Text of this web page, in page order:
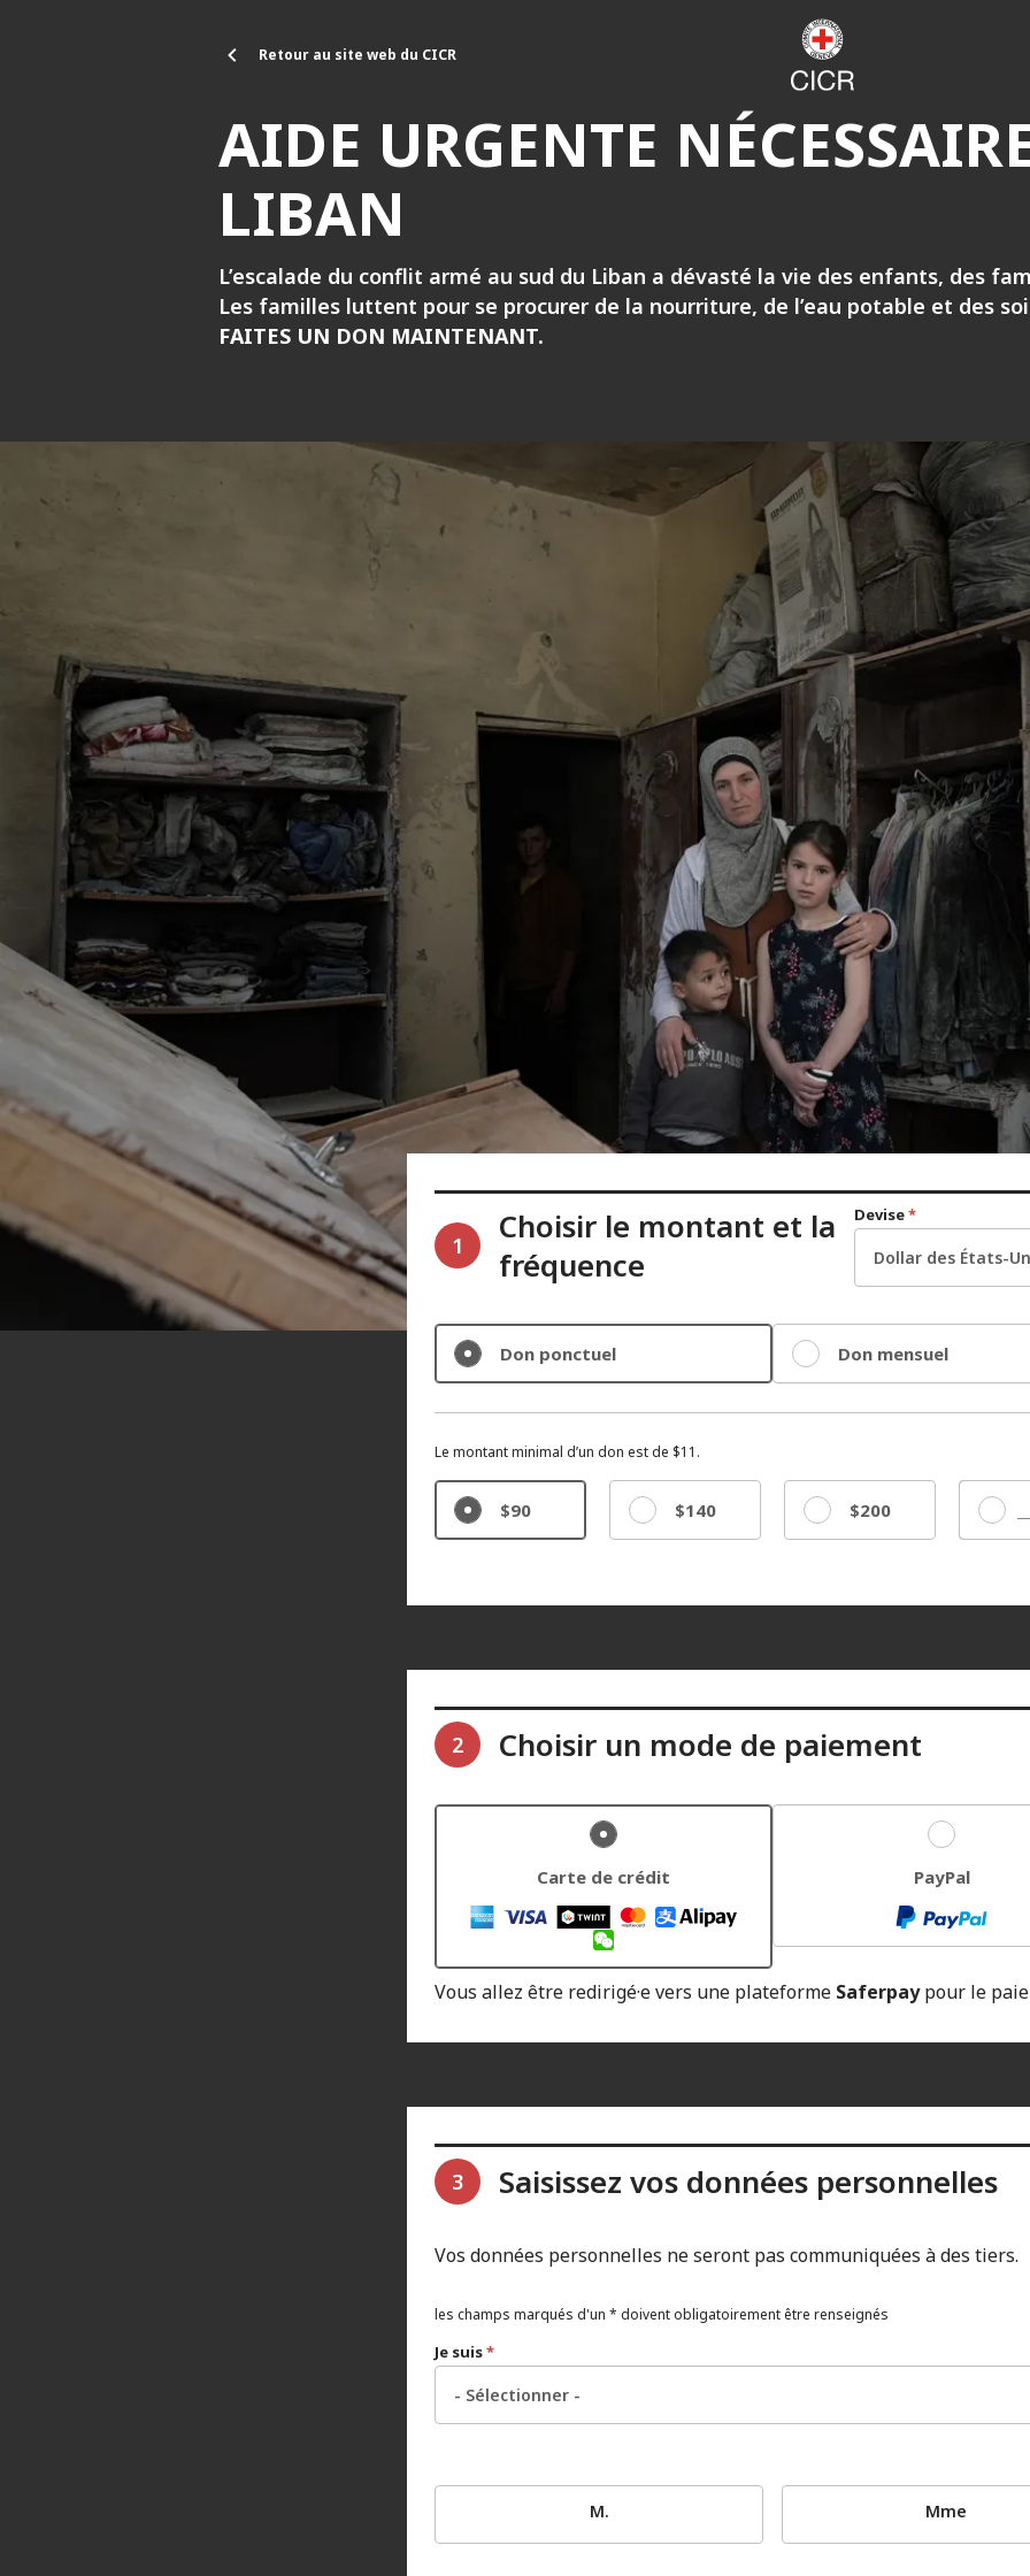
Retour au site web du CICR
AIDE URGENTE
LIBAN
L’escalade du conflit armé au sud du Liban a dévasté la vie des enfants, des
Les familles luttent pour se procurer de la nourriture, de l’eau potable et des
FAITES UN DON MAINTENANT.
1
Choisir le montant et la
fréquence
Devise*
Don ponctuel Don mensuel
Le montant minimal d’un don est de $11.
$90 $140 $200 Autre
2 Choisir un mode de paiement
Carte de crédit PayPal
Vous allez être redirigé·e vers une plateforme Saferpaypour le
3 Saisissez vos données personnelles
Vos données personnelles ne seront pas communiquées à des tiers.
les champs marqués d'un * doivent obligatoirement être renseignés
Je suis*
M. Mme